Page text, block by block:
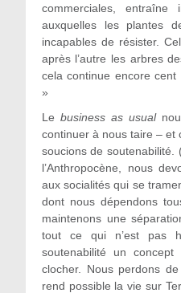
commerciales, entraîne
auxquelles les plantes
incapables de résister.
après l’autre les arbres
cela continue encore
»
Le business as usual
continuer à nous taire – et
soucions de
l’Anthropocène, nous
aux socialités qui se
dont nous dépendons
maintenons une
tout ce qui n’est pas
soutenabilité un
clocher. Nous perdons
rend possible la vie sur